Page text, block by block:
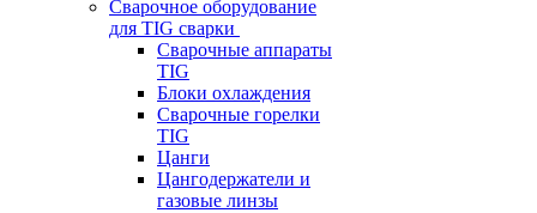
Сварочное оборудование
для TIG сварки
Сварочные аппараты
TIG
Блоки охлаждения
Сварочные горелки
TIG
Цанги
Цангодержатели и
газовые линзы